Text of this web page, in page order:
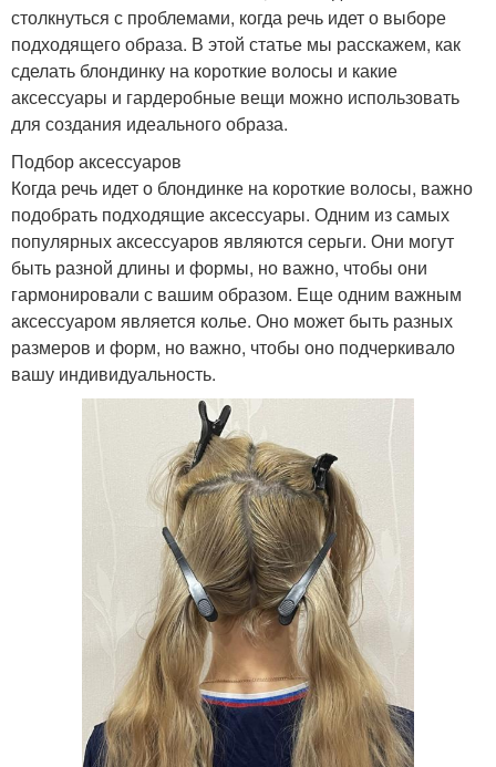
столкнуться с проблемами, когда речь идет о выборе
подходящего образа. В этой статье мы расскажем, как
сделать блондинку на короткие волосы и какие
аксессуары и гардеробные вещи можно использовать
для создания идеального образа.
Подбор аксессуаров
Когда речь идет о блондинке на короткие волосы, важно
подобрать подходящие аксессуары. Одним из самых
популярных аксессуаров являются серьги. Они могут
быть разной длины и формы, но важно, чтобы они
гармонировали с вашим образом. Еще одним важным
аксессуаром является колье. Оно может быть разных
размеров и форм, но важно, чтобы оно подчеркивало
вашу индивидуальность.